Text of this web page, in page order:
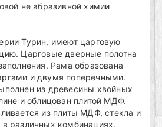
не абразивной химии
Турин, имеют царговую
Царговые дверные полотна
Рама образована
и двумя поперечными.
из древесины хвойных
и облицован плитой МДФ.
из плиты МДФ, стекла и
различных комбинациях.